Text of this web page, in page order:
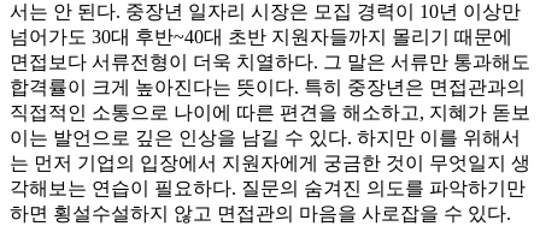
서는 안 된다. 중장년 일자리 시장은 모집 경력이 10년 이상만
넘어가도 30대 후반~40대 초반 지원자들까지 몰리기 때문에
면접보다 서류전형이 더욱 치열하다. 그 말은 서류만 통과해도
합격률이 크게 높아진다는 뜻이다. 특히 중장년은 면접관과의
직접적인 소통으로 나이에 따른 편견을 해소하고, 지혜가 돋보
이는 발언으로 깊은 인상을 남길 수 있다. 하지만 이를 위해서
는 먼저 기업의 입장에서 지원자에게 궁금한 것이 무엇일지 생
각해보는 연습이 필요하다. 질문의 숨겨진 의도를 파악하기만
하면 횡설수설하지 않고 면접관의 마음을 사로잡을 수 있다.